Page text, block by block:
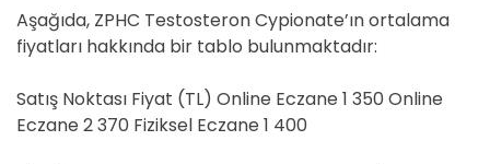
Aşağıda, ZPHC Testosteron Cypionate’ın ortalama
fiyatları hakkında bir tablo bulunmaktadır:
Satış Noktası Fiyat (TL) Online Eczane 1 350 Online
Eczane 2 370 Fiziksel Eczane 1 400